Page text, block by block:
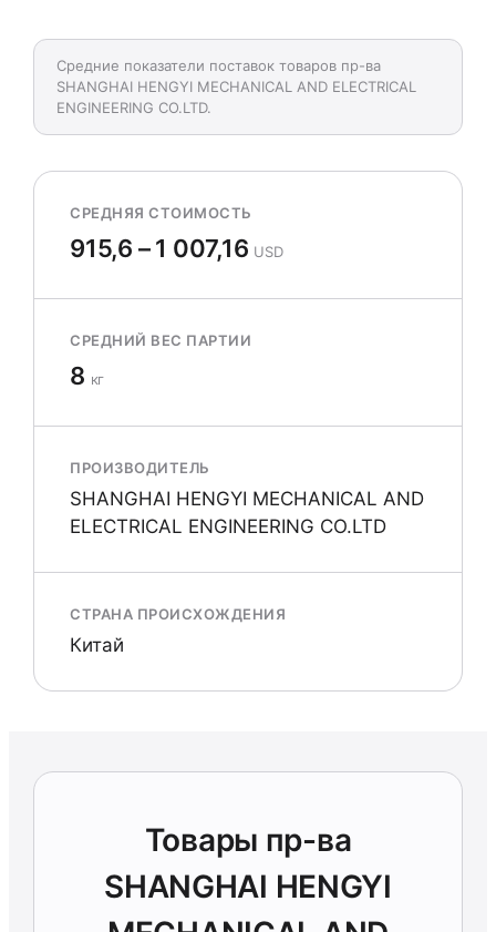
Средние показатели поставок товаров пр-ва
SHANGHAI HENGYI MECHANICAL AND ELECTRICAL
ENGINEERING CO.LTD.
СРЕДНЯЯ СТОИМОСТЬ
915,6 – 1 007,16 USD
СРЕДНИЙ ВЕС ПАРТИИ
8 кг
ПРОИЗВОДИТЕЛЬ
SHANGHAI HENGYI MECHANICAL AND
ELECTRICAL ENGINEERING CO.LTD
СТРАНА ПРОИСХОЖДЕНИЯ
Китай
Товары пр-ва
SHANGHAI HENGYI